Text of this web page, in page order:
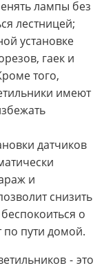
лампы без
лестницей;
установке
гаек и
того,
имеют
датчиков
и
снизить
о
по пути домой.
- это